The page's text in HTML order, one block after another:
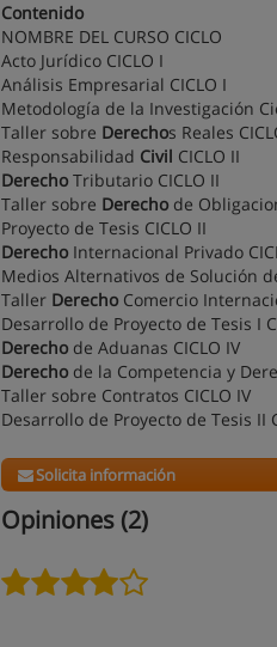
Contenido
NOMBRE DEL CURSO CICLO
Acto Jurídico CICLO I
Análisis Empresarial CICLO I
Metodología de la Investigación
Taller sobre Derechos Reales
Responsabilidad Civil CICLO II
Derecho Tributario CICLO II
Taller sobre Derecho de
Proyecto de Tesis CICLO II
Derecho Internacional Privado
Medios Alternativos de Solución
Taller Derecho Comercio
Desarrollo de Proyecto de Tesis I
Derecho de Aduanas CICLO IV
Derecho de la Competencia y
Taller sobre Contratos CICLO IV
Desarrollo de Proyecto de Tesis II
Solicita información
Opiniones (2)